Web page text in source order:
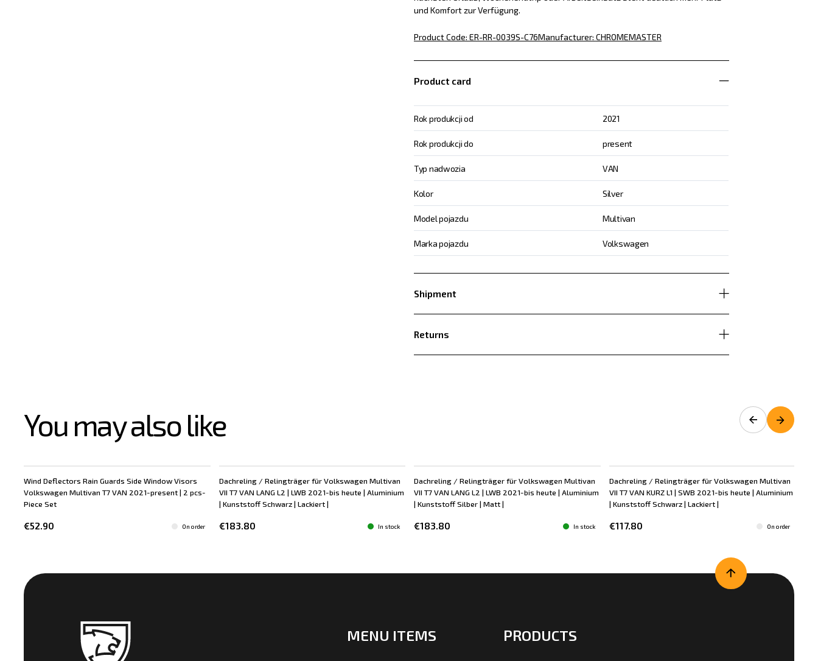
und Komfort zur Verfügung.
Product Code: ER-RR-0039S-C76Manufacturer: CHROMEMASTER
Product card
Rok produkcji od 2021
Rok produkcji do present
Typ nadwozia VAN
Kolor Silver
Model pojazdu Multivan
Marka pojazdu Volkswagen
Shipment
Returns
You may also like
Wind Deflectors Rain Guards Side Window Visors
Volkswagen Multivan T7 VAN 2021-present | 2 pcs-
Piece Set
€52.90 On order
New
Dachreling / Relingträger für Volkswagen Multivan
VII T7 VAN LANG L2 | LWB 2021-bis heute | Aluminium
| Kunststoff Schwarz | Lackiert |
€183.80 In stock
Dachreling / Relingträger für Volkswagen Multivan
VII T7 VAN LANG L2 | LWB 2021-bis heute | Aluminium
| Kunststoff Silber | Matt |
€183.80 In stock
Dachreling / Relingträger für Volkswagen Multivan
VII T7 VAN KURZ L1 | SWB 2021-bis heute | Aluminium
| Kunststoff Schwarz | Lackiert |
€117.80 On order
MENU ITEMS PRODUCTS